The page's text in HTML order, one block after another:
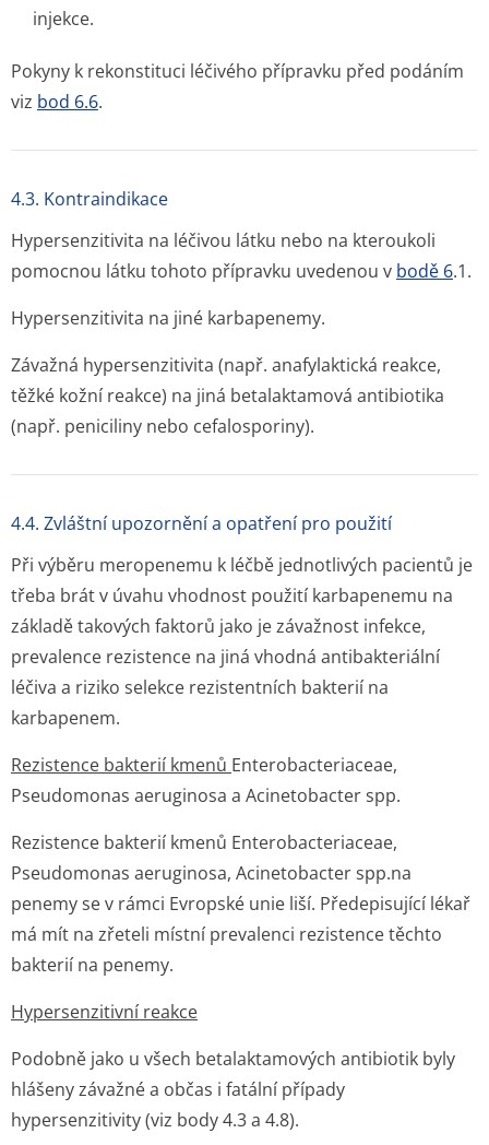
injekce.
Pokyny k rekonstituci léčivého přípravku před podáním
viz bod 6.6.
4.3. Kontraindikace
Hypersenzitivita na léčivou látku nebo na kteroukoli
pomocnou látku tohoto přípravku uvedenou v bodě 6.1.
Hypersenzitivita na jiné karbapenemy.
Závažná hypersenzitivita (např. anafylaktická reakce,
těžké kožní reakce) na jiná betalaktamová antibiotika
(např. peniciliny nebo cefalosporiny).
4.4. Zvláštní upozornění a opatření pro použití
Při výběru meropenemu k léčbě jednotlivých pacientů je
třeba brát v úvahu vhodnost použití karbapenemu na
základě takových faktorů jako je závažnost infekce,
prevalence rezistence na jiná vhodná antibakteriální
léčiva a riziko selekce rezistentních bakterií na
karbapenem.
Rezistence bakterií kmenů Enterobacteri­aceae,
Pseudomonas aeruginosa a Acinetobacter spp.
Rezistence bakterií kmenů Enterobacteri­aceae,
Pseudomonas aeruginosa, Acinetobacter spp.na
penemy se v rámci Evropské unie liší. Předepisující lékař
má mít na zřeteli místní prevalenci rezistence těchto
bakterií na penemy.
Hypersenzitivní reakce
Podobně jako u všech betalaktamových antibiotik byly
hlášeny závažné a občas i fatální případy
hypersenzitivity (viz body 4.3 a 4.8).